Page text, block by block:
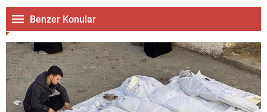
Benzer Konular